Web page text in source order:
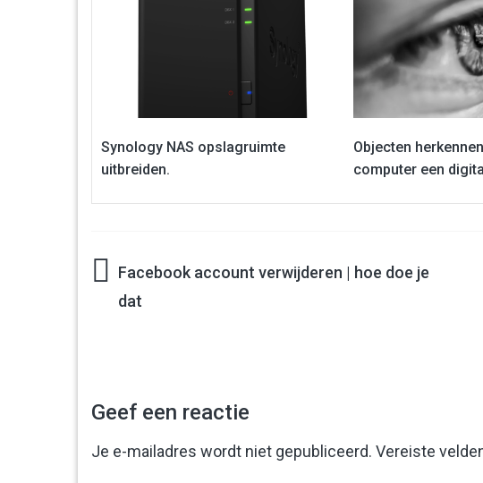
Synology NAS opslagruimte
uitbreiden.
Objecten
computer een
Bericht
Facebook account verwijderen | hoe doe je
dat
Geef een reactie
Je e-mailadres wordt niet gepubliceerd. Vereiste